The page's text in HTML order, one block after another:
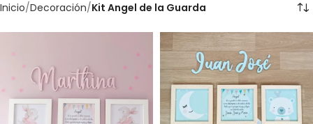
Inicio Decoración Kit Angel de la Guarda